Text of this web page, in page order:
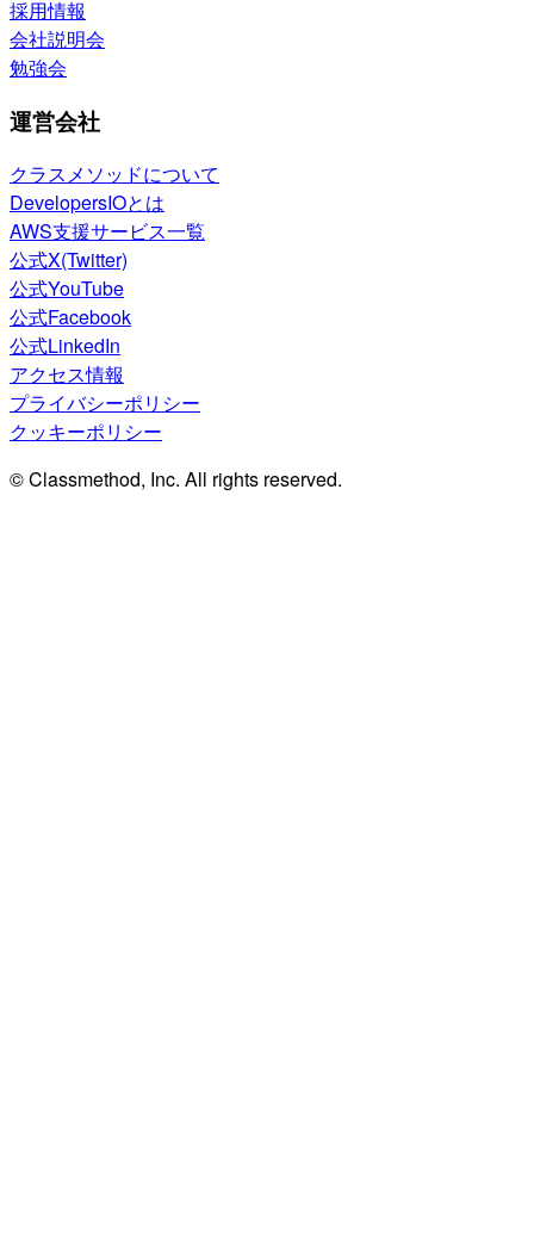
採用情報
会社説明会
勉強会
運営会社
クラスメソッドについて
DevelopersIOとは
AWS支援サービス一覧
公式X(Twitter)
公式YouTube
公式Facebook
公式LinkedIn
アクセス情報
プライバシーポリシー
クッキーポリシー
© Classmethod, Inc. All rights reserved.